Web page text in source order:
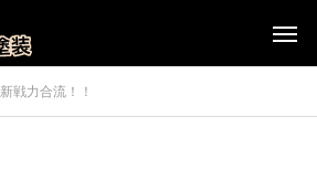
新戦力合流！！